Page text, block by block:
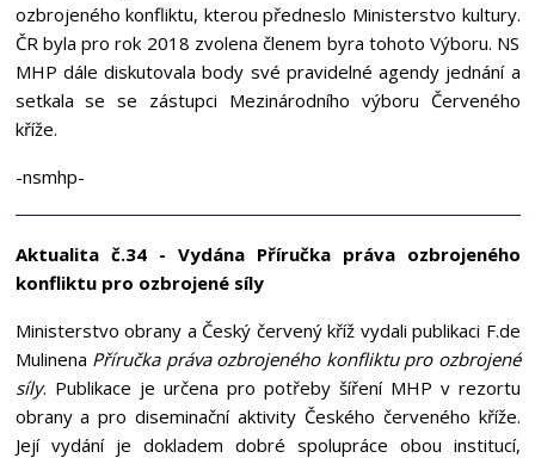
ozbrojeného konfliktu, kterou předneslo Ministerstvo kultury.
ČR byla pro rok 2018 zvolena členem byra tohoto Výboru. NS
MHP dále diskutovala body své pravidelné agendy jednání a
setkala se se zástupci Mezinárodního výboru Červeného
kříže.
-nsmhp-
Aktualita č.34 - Vydána Příručka práva ozbrojeného
konfliktu pro ozbrojené síly
Ministerstvo obrany a Český červený kříž vydali publikaci F.de
Mulinena Příručka práva ozbrojeného konfliktu pro ozbrojené
síly. Publikace je určena pro potřeby šíření MHP v rezortu
obrany a pro diseminační aktivity Českého červeného kříže.
Její vydání je dokladem dobré spolupráce obou institucí,